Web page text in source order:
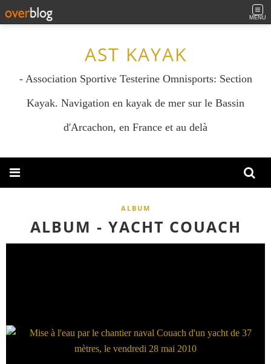
MENU
AST KAYAK
- Association Sportive Testerine Omnisports: Section
Kayak. Navigation en kayak de mer sur le Bassin
d'Arcachon, en France et au delà
ALBUM
ALBUM - YACHT COUACH